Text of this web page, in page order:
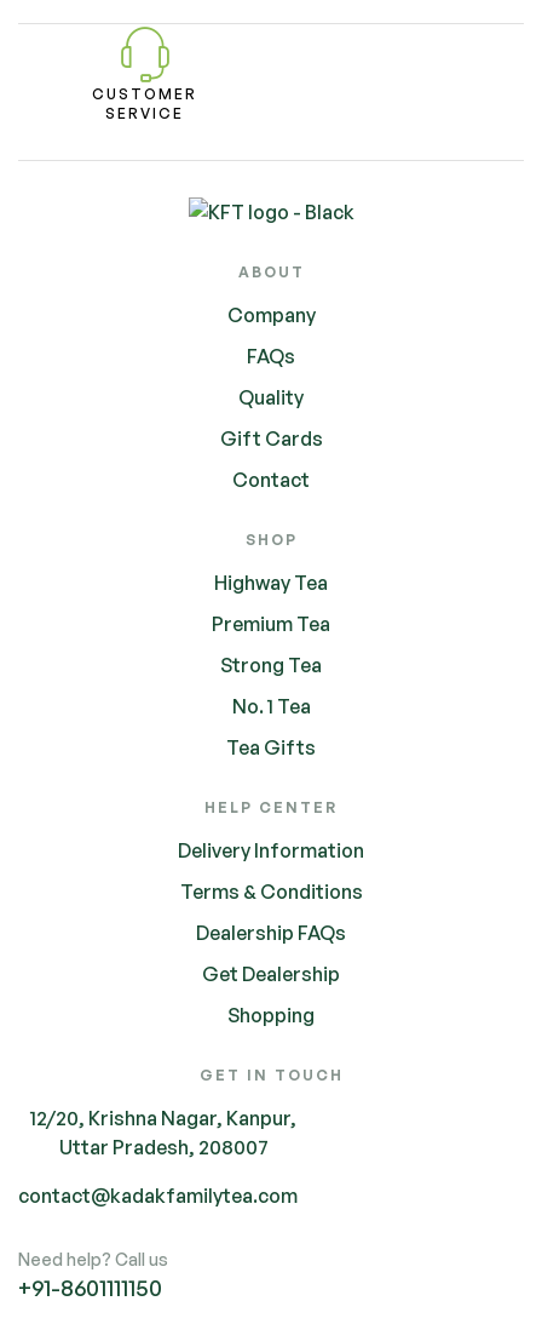
CUSTOMER
SERVICE
ABOUT
Company
FAQs
Quality
Gift Cards
Contact
SHOP
Highway Tea
Premium Tea
Strong Tea
No. 1 Tea
Tea Gifts
HELP CENTER
Delivery Information
Terms & Conditions
Dealership FAQs
Get Dealership
Shopping
GET IN TOUCH
12/20, Krishna Nagar, Kanpur,
Uttar Pradesh, 208007
contact@kadakfamilytea.com
Need help? Call us
+91-8601111150